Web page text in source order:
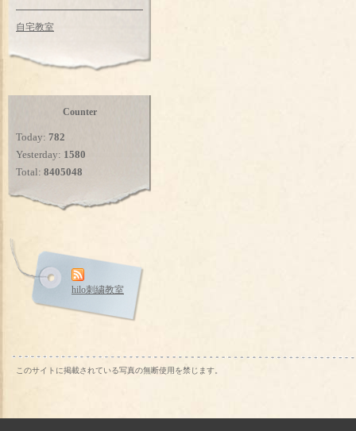
自宅教室
Counter
Today: 782
Yesterday: 1580
Total: 8405048
hilo刺繍教室
このサイトに掲載されている写真の無断使用を禁じます。